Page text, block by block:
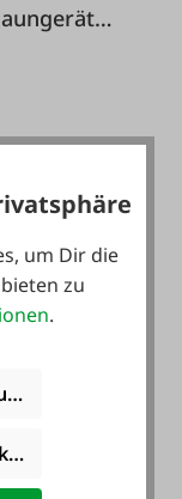
um Dir die
zu
.
akzeptieren